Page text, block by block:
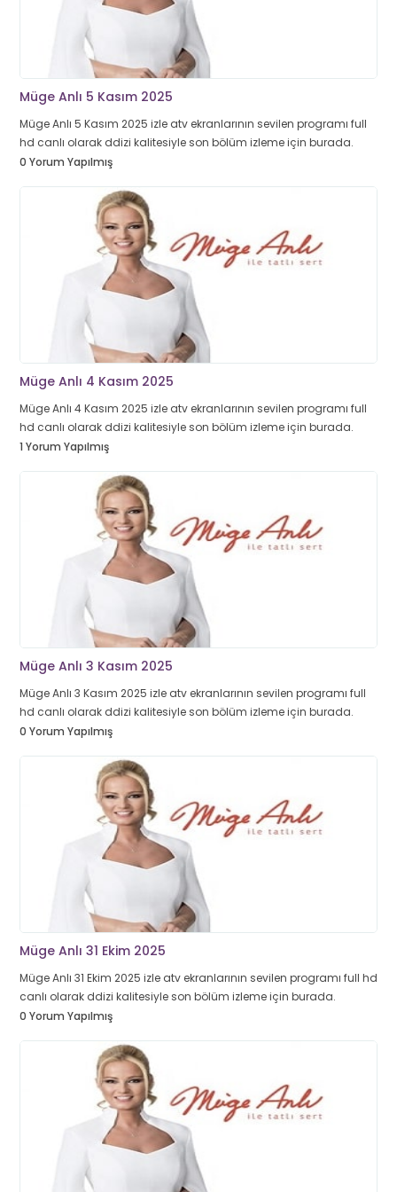
Müge Anlı 5 Kasım 2025
Müge Anlı 5 Kasım 2025 izle atv ekranlarının sevilen programı full
hd canlı olarak ddizi kalitesiyle son bölüm izleme için burada.
0 Yorum Yapılmış
Müge Anlı 4 Kasım 2025
Müge Anlı 4 Kasım 2025 izle atv ekranlarının sevilen programı full
hd canlı olarak ddizi kalitesiyle son bölüm izleme için burada.
1 Yorum Yapılmış
Müge Anlı 3 Kasım 2025
Müge Anlı 3 Kasım 2025 izle atv ekranlarının sevilen programı full
hd canlı olarak ddizi kalitesiyle son bölüm izleme için burada.
0 Yorum Yapılmış
Müge Anlı 31 Ekim 2025
Müge Anlı 31 Ekim 2025 izle atv ekranlarının sevilen programı full hd
canlı olarak ddizi kalitesiyle son bölüm izleme için burada.
0 Yorum Yapılmış